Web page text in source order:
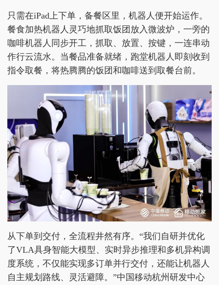
只需在iPad上下单，备餐区里，机器人便开始运作。
餐食加热机器人灵巧地抓取饭团放入微波炉，一旁的
咖啡机器人同步开工，抓取、放置、按键，一连串动
作行云流水。当餐品准备就绪，跑堂机器人即刻收到
指令取餐，将热腾腾的饭团和咖啡送到取餐台前。
从下单到交付，全流程井然有序。“我们自研并优化
了VLA具身智能大模型、实时异步推理和多机异构调
度系统，不仅能实现多订单并行交付，还能让机器人
自主规划路线、灵活避障。”中国移动杭州研发中心